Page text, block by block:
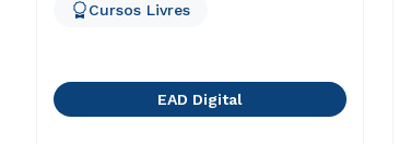
Cursos Livres
EAD Digital